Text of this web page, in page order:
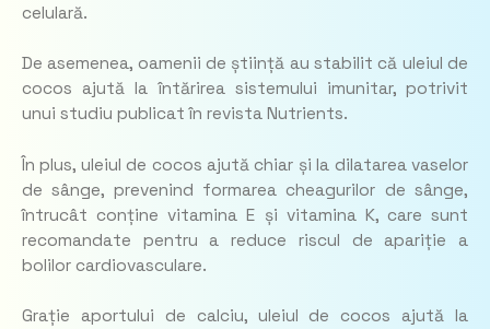
celulară.
De asemenea, oamenii de știință au stabilit că uleiul de
cocos ajută la întărirea sistemului imunitar, potrivit
unui studiu publicat în revista Nutrients.
În plus, uleiul de cocos ajută chiar și la dilatarea vaselor
de sânge, prevenind formarea cheagurilor de sânge,
întrucât conține vitamina E și vitamina K, care sunt
recomandate pentru a reduce riscul de apariție a
bolilor cardiovasculare.
Grație aportului de calciu, uleiul de cocos ajută la